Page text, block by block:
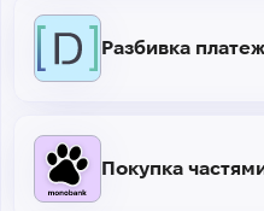
Разбивка
Покупка